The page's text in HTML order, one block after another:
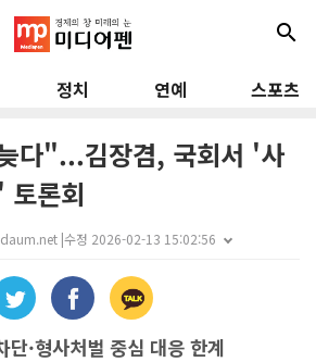
search
정치 연예 스포츠
다"...김장겸, 국회서 '사
토론회
|수정 2026-02-13 15:02:56
단·형사처벌 중심 대응 한계